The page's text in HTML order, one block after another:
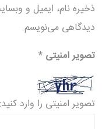
ذخیره نام، ایمیل و
دیدگاهی می‌نویسم.
تصویر امنیتی *
تصویر امنیتی را وارد کنید: